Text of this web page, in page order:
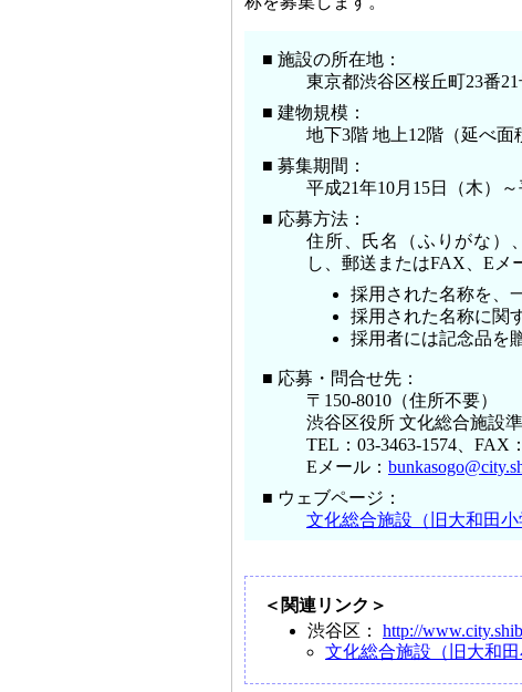
■ 施設の所在地：
東京都渋谷区桜丘町23番
■ 建物規模：
地下3階 地上12階（延べ面
■ 募集期間：
平成21年10月15日（木）
■ 応募方法：
住所、氏名（ふりがな）
し、郵送またはFAX、Eメ
採用された名称を、
採用された名称に関
採用者には記念品を
■ 応募・問合せ先：
〒150-8010（住所不要）
渋谷区役所 文化総合施設
TEL：03-3463-1574、FAX
Eメール：
■ ウェブページ：
文化総合施設（旧大和田
＜関連リンク＞
渋谷区： http://
文化総合施設（旧大和